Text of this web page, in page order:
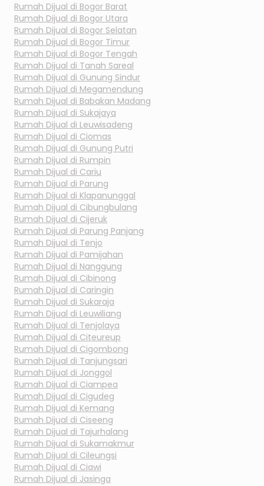
Rumah Dijual di Bogor Barat
Rumah Dijual di Bogor Utara
Rumah Dijual di Bogor Selatan
Rumah Dijual di Bogor Timur
Rumah Dijual di Bogor Tengah
Rumah Dijual di Tanah Sareal
Rumah Dijual di Gunung Sindur
Rumah Dijual di Megamendung
Rumah Dijual di Babakan Madang
Rumah Dijual di Sukajaya
Rumah Dijual di Leuwisadeng
Rumah Dijual di Ciomas
Rumah Dijual di Gunung Putri
Rumah Dijual di Rumpin
Rumah Dijual di Cariu
Rumah Dijual di Parung
Rumah Dijual di Klapanunggal
Rumah Dijual di Cibungbulang
Rumah Dijual di Cijeruk
Rumah Dijual di Parung Panjang
Rumah Dijual di Tenjo
Rumah Dijual di Pamijahan
Rumah Dijual di Nanggung
Rumah Dijual di Cibinong
Rumah Dijual di Caringin
Rumah Dijual di Sukaraja
Rumah Dijual di Leuwiliang
Rumah Dijual di Tenjolaya
Rumah Dijual di Citeureup
Rumah Dijual di Cigombong
Rumah Dijual di Tanjungsari
Rumah Dijual di Jonggol
Rumah Dijual di Ciampea
Rumah Dijual di Cigudeg
Rumah Dijual di Kemang
Rumah Dijual di Ciseeng
Rumah Dijual di Tajurhalang
Rumah Dijual di Sukamakmur
Rumah Dijual di Cileungsi
Rumah Dijual di Ciawi
Rumah Dijual di Jasinga